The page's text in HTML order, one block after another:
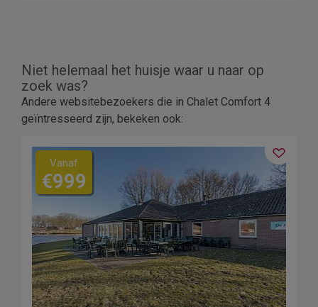
Niet helemaal het huisje waar u naar op
zoek was?
Andere websitebezoekers die in Chalet Comfort 4
geïntresseerd zijn, bekeken ook:
Vanaf
€999